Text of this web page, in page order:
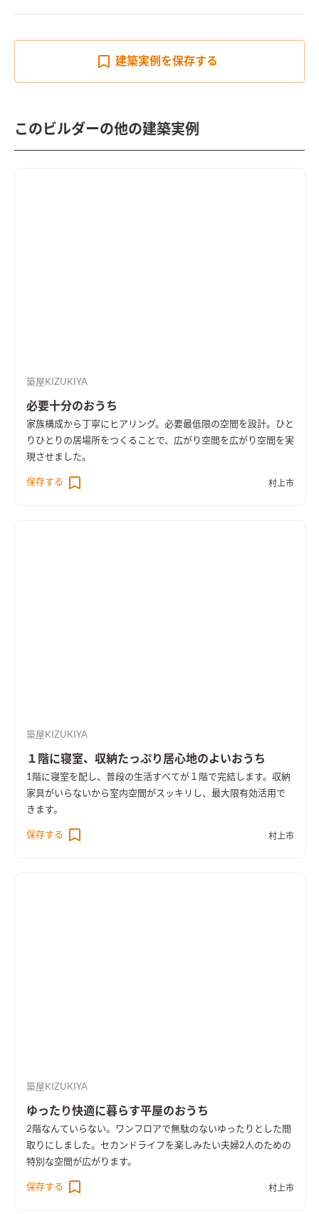
建築実例を保存する
このビルダーの他の建築実例
築屋KIZUKIYA
必要十分のおうち
家族構成から丁寧にヒアリング。必要最低限の空間を設計。ひと
りひとりの居場所をつくることで、広がり空間を広がり空間を実
現させました。
保存する 村上市
築屋KIZUKIYA
１階に寝室、収納たっぷり居心地のよいおうち
1階に寝室を配し、普段の生活すべてが１階で完結します。収納
家具がいらないから室内空間がスッキリし、最大限有効活用で
きます。
保存する 村上市
築屋KIZUKIYA
ゆったり快適に暮らす平屋のおうち
2階なんていらない。ワンフロアで無駄のないゆったりとした間
取りにしました。セカンドライフを楽しみたい夫婦2人のための
特別な空間が広がります。
保存する 村上市